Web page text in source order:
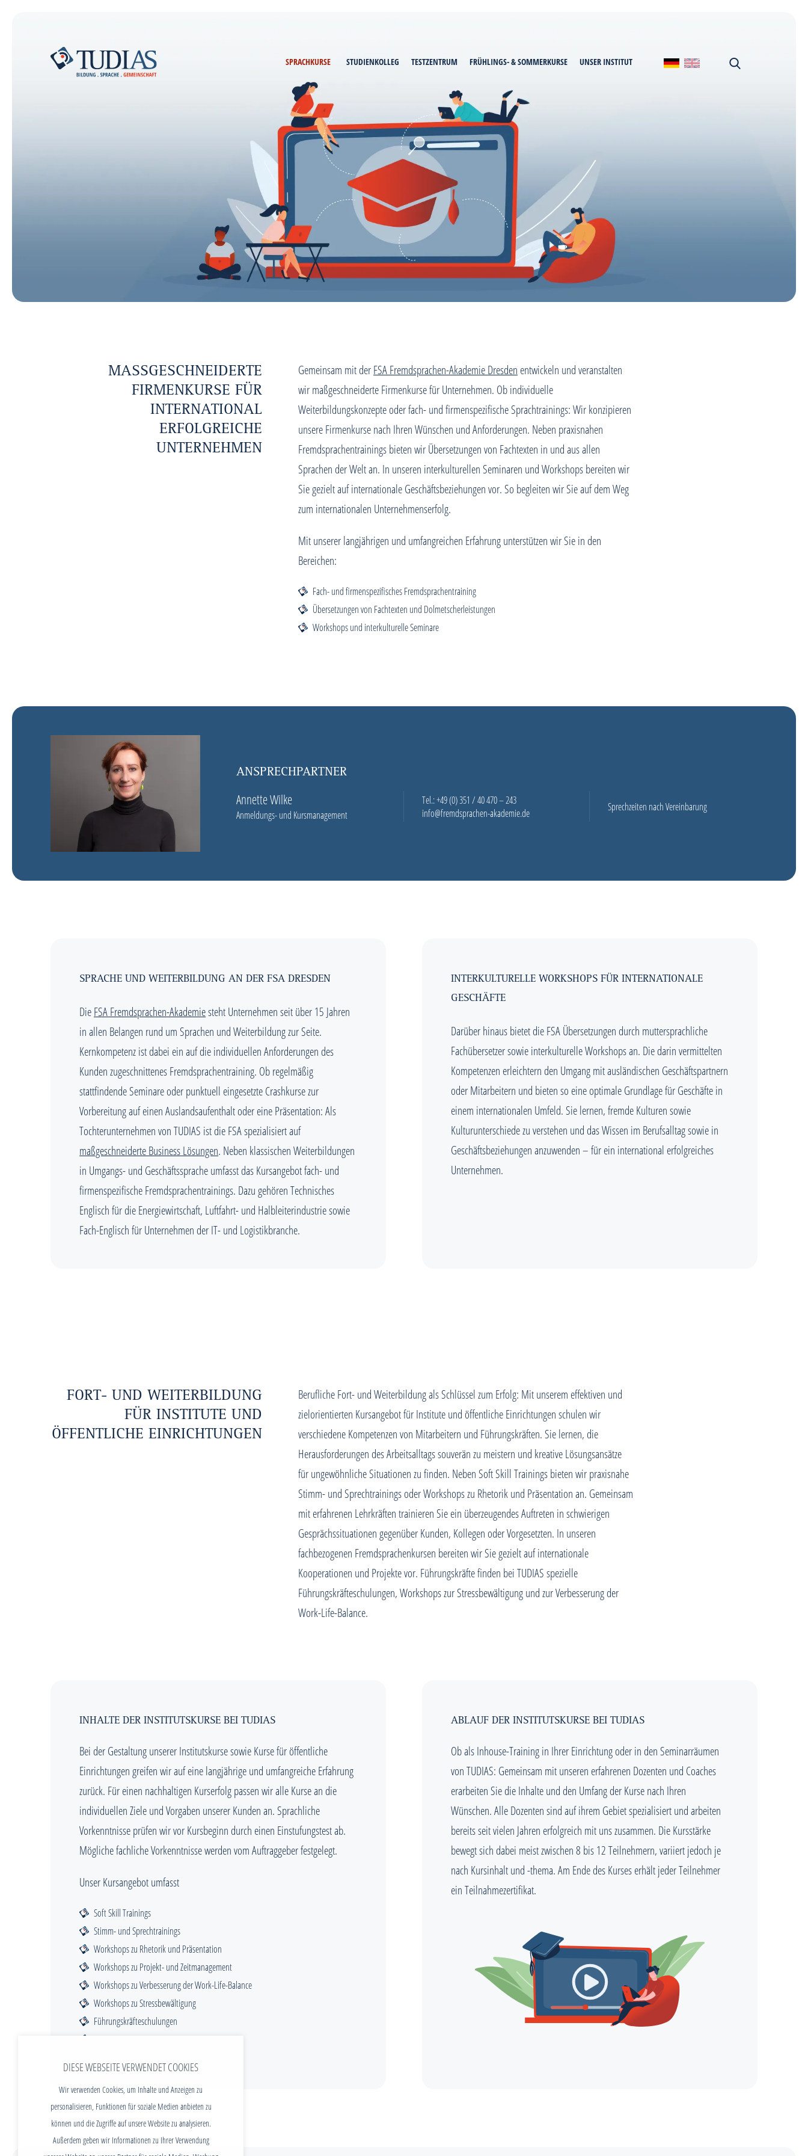
SPRACHKURSE STUDIENKOLLEG TESTZENTRUM FRÜHLINGS- & SOMMERKURSE UNSER INSTITUT
MASSGESCHNEIDERTE F
IRMENKURSE FÜR I
NTERNATIONAL E
RFOLGREICHE U
NTERNEHMEN
Gemeinsam mit derFSA Fremdsprachen-Akademie Dresden entwickeln und veranstalten
wir maßgeschneiderte Firmenkurse für Unternehmen. Ob individuelle
Weiterbildungskonzepte oder fach- und firmenspezifische Sprachtrainings: Wir konzipieren
unsere Firmenkurse nach Ihren Wünschen und Anforderungen. Neben praxisnahen
Fremdsprachentrainings bieten wir Übersetzungen von Fachtexten in und aus allen
Sprachen der Welt an. In unseren interkulturellen Seminaren und Workshops bereiten wir
Sie gezielt auf internationale Geschäftsbeziehungen vor. So begleiten wir Sie auf dem Weg
zum internationalen Unternehmenserfolg.
Mit unserer langjährigen und umfangreichen Erfahrung unterstützen wir Sie in den
Bereichen:
Fach- und firmenspezifisches Fremdsprachentraining
Übersetzungen von Fachtexten und Dolmetscherleistungen
Workshops und interkulturelle Seminare
ANSPRECHPARTNER
Annette Wilke
Anmeldungs- und Kursmanagement
Tel.:+49 (0) 351 / 40 470 – 243
info@fremdsprachen-akademie.de
Sprechzeiten nach Vereinbarung
SPRACHE UND WEITERBILDUNG AN DER FSA DRESDEN
DieFSA Fremdsprachen-Akademiesteht Unternehmen seit über 15 Jahren
in allen Belangen rund um Sprachen und Weiterbildung zur Seite.
Kernkompetenz ist dabei ein auf die individuellen Anforderungen des
Kunden zugeschnittenes Fremdsprachentraining. Ob regelmäßig
stattfindende Seminare oder punktuell eingesetzte Crashkurse zur
Vorbereitung auf einen Auslandsaufenthalt oder eine Präsentation: Als
Tochterunternehmen von TUDIAS ist die FSA spezialisiert auf
maßgeschneiderte Business Lösungen. Neben klassischen Weiterbildungen
in Umgangs- und Geschäftssprache umfasst das Kursangebot fach- und
firmenspezifische Fremdsprachentrainings. Dazu gehören Technisches
Englisch für die Energiewirtschaft, Luftfahrt- und Halbleiterindustrie sowie
Fach-Englisch für Unternehmen der IT- und Logistikbranche.
INTERKULTURELLE WORKSHOPS FÜR INTERNATIONALE
GESCHÄFTE
Darüber hinaus bietet die FSA Übersetzungen durch muttersprachliche
Fachübersetzer sowie interkulturelle Workshops an. Die darin vermittelten
Kompetenzen erleichtern den Umgang mit ausländischen Geschäftspartnern
oder Mitarbeitern und bieten so eine optimale Grundlage für Geschäfte in
einem internationalen Umfeld. Sie lernen, fremde Kulturen sowie
Kulturunterschiede zu verstehen und das Wissen im Berufsalltag sowie in
Geschäftsbeziehungen anzuwenden – für ein international erfolgreiches
Unternehmen.
FORT- UND WEITERBILDUNG
FÜR INSTITUTE UND
ÖFFENTLICHE EINRICHTUNGEN
Berufliche Fort- und Weiterbildung als Schlüssel zum Erfolg: Mit unserem effektiven und
zielorientierten Kursangebot für Institute und öffentliche Einrichtungen schulen wir
verschiedene Kompetenzen von Mitarbeitern und Führungskräften. Sie lernen, die
Herausforderungen des Arbeitsalltags souverän zu meistern und kreative Lösungsansätze
für ungewöhnliche Situationen zu finden. Neben Soft Skill Trainings bieten wir praxisnahe
Stimm- und Sprechtrainings oder Workshops zu Rhetorik und Präsentation an. Gemeinsam
mit erfahrenen Lehrkräften trainieren Sie ein überzeugendes Auftreten in schwierigen
Gesprächssituationen gegenüber Kunden, Kollegen oder Vorgesetzten. In unseren
fachbezogenen Fremdsprachenkursen bereiten wir Sie gezielt auf internationale
Kooperationen und Projekte vor. Führungskräfte finden bei TUDIAS spezielle
Führungskräfteschulungen, Workshops zur Stressbewältigung und zur Verbesserung der
Work-Life-Balance.
INHALTE DER INSTITUTSKURSE BEI TUDIAS
Bei der Gestaltung unserer Institutskurse sowie Kurse für öffentliche
Einrichtungen greifen wir auf eine langjährige und umfangreiche Erfahrung
zurück. Für einen nachhaltigen Kurserfolg passen wir alle Kurse an die
individuellen Ziele und Vorgaben unserer Kunden an. Sprachliche
Vorkenntnisse prüfen wir vor Kursbeginn durch einen Einstufungstest ab.
Mögliche fachliche Vorkenntnisse werden vom Auftraggeber festgelegt.
Unser Kursangebot umfasst
Soft Skill Trainings
Stimm- und Sprechtrainings
Workshops zu Rhetorik und Präsentation
Workshops zu Projekt- und Zeitmanagement
Workshops zu Verbesserung der Work-Life-Balance
Workshops zu Stressbewältigung
Führungskräfteschulungen
ABLAUF DER INSTITUTSKURSE BEI TUDIAS
Ob als Inhouse-Training in Ihrer Einrichtung oder in den Seminarräumen
von TUDIAS: Gemeinsam mit unseren erfahrenen Dozenten und Coaches
erarbeiten Sie die Inhalte und den Umfang der Kurse nach Ihren
Wünschen. Alle Dozenten sind auf ihrem Gebiet spezialisiert und arbeiten
bereits seit vielen Jahren erfolgreich mit uns zusammen. Die Kursstärke
bewegt sich dabei meist zwischen 8 bis 12 Teilnehmern, variiert jedoch je
nach Kursinhalt und -thema. Am Ende des Kurses erhält jeder Teilnehmer
ein Teilnahmezertifikat.
DIESE WEBSEITE VERWENDET COOKIES
Wir verwenden Cookies, um Inhalte und Anzeigen zu
personalisieren, Funktionen für soziale Medien anbieten zu
können und die Zugriffe auf unsere Website zu analysieren.
Außerdem geben wir Informationen zu Ihrer Verwendung